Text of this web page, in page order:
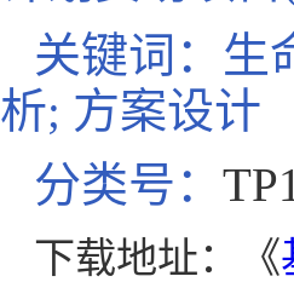
关键词：生
析; 方案设计
分类号：
下载地址：《